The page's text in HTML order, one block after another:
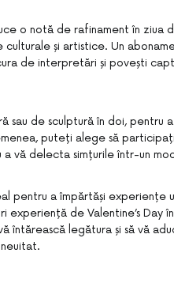
o notă de rafinament în ziua
și artistice. Un
de interpretări și povești
sau de sculptură în doi, pentru
puteți alege să
a vă delecta simțurile într-un
pentru a împărtăși experiențe
de Valentine’s Day
legătura și să vă